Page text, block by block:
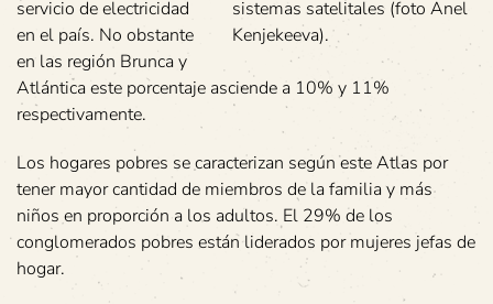
sistemas satelitales (foto Anel
Kenjekeeva).
servicio de electricidad
en el país. No obstante
en las región Brunca y
Atlántica este porcentaje asciende a 10% y 11%
respectivamente.
Los hogares pobres se caracterizan según este Atlas por
tener mayor cantidad de miembros de la familia y más
niños en proporción a los adultos. El 29% de los
conglomerados pobres están liderados por mujeres jefas de
hogar.